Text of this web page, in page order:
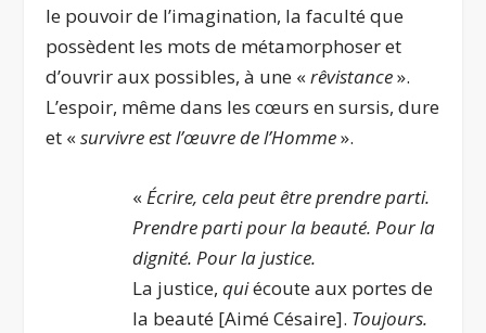
le pouvoir de l’imagination, la faculté que
possèdent les mots de métamorphoser et
d’ouvrir aux possibles, à une «rêvistance».
L’espoir, même dans les cœurs en sursis, dure
et «survivre est l’œuvre de l’Homme».
«Écrire, cela peut être prendre parti.
Prendre parti pour la beauté. Pour la
dignité. Pour la justice.
La justice, quiécoute aux portes de
la beauté [Aimé Césaire]. Toujours.